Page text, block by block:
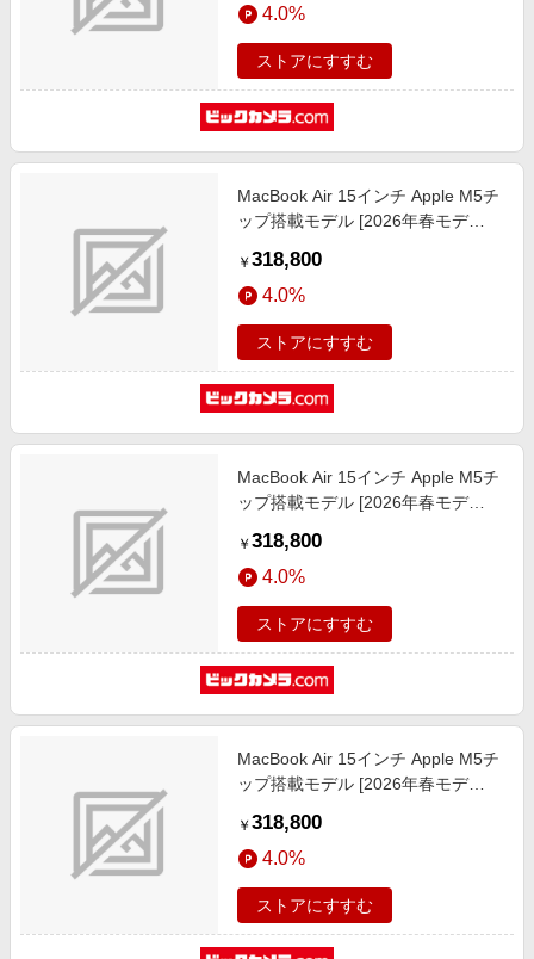
MDV94J/A
4.0%
ストアにすすむ
MacBook Air 15インチ Apple M5チ
ップ搭載モデル [2026年春モデ
CPUと10コアGPU] ミッドナイト
MDVK4J/A
￥ 318,800
4.0%
ストアにすすむ
MacBook Air 15インチ Apple M5チ
ップ搭載モデル [2026年春モデ
CPUと10コアGPU] スターライト
MDVE4J/A
￥ 318,800
4.0%
ストアにすすむ
MacBook Air 15インチ Apple M5チ
ップ搭載モデル [2026年春モデ
CPUと10コアGPU] シルバー
MDVA4J/A
￥ 318,800
4.0%
ストアにすすむ